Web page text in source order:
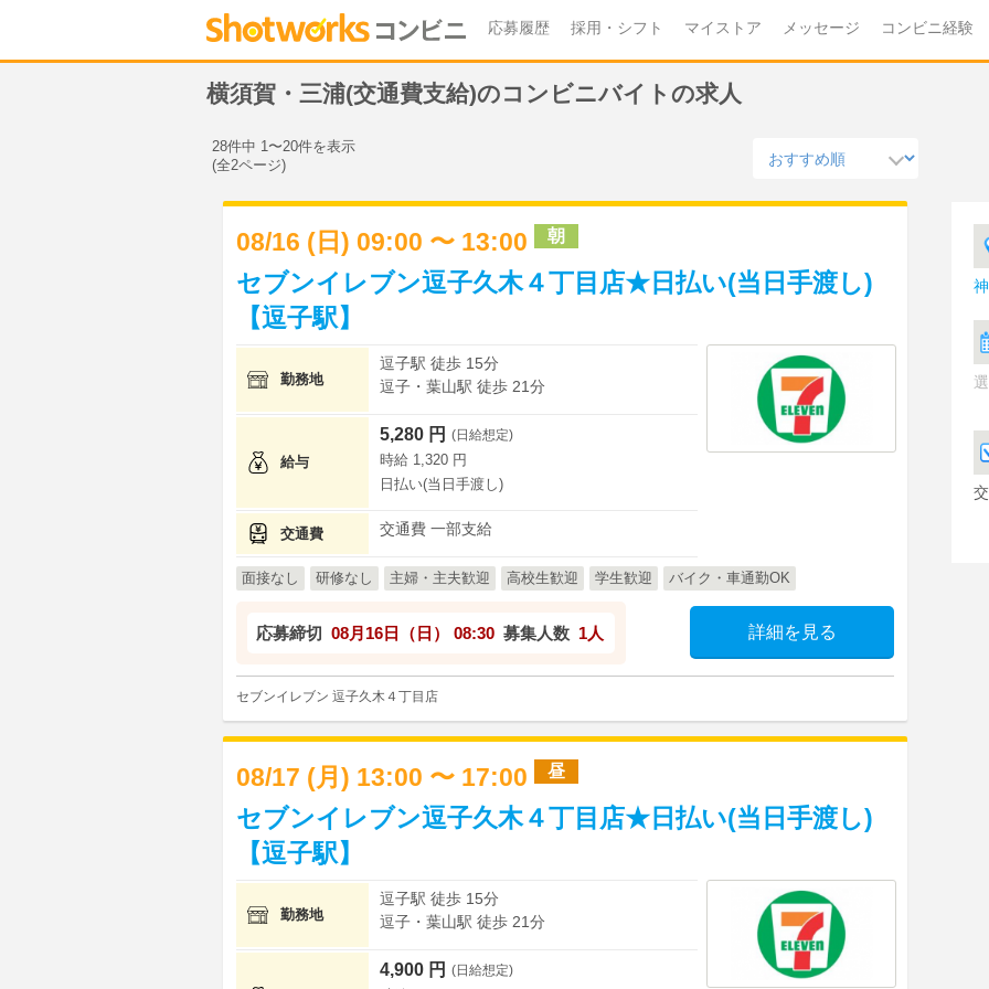
応募履歴 採用・シフト マイストア メッセージ コンビニ経験
横須賀・三浦(交通費支給)のコンビニバイトの求人
28件中 1〜20件を表示
(全2ページ)
08/16 (日) 09:00 〜 13:00 朝
セブンイレブン逗子久木４丁目店★日払い(当日手渡し)
【逗子駅】
勤務地
逗子駅 徒歩 15分
逗子・葉山駅 徒歩 21分
給与
5,280 円 (日給想定)
時給 1,320 円
日払い(当日手渡し)
交通費 交通費 一部支給
面接なし 研修なし 主婦・主夫歓迎 高校生歓迎 学生歓迎 バイク・車通勤OK
応募締切 08月16日（日） 08:30 募集人数 1人 詳細を見る
セブンイレブン 逗子久木４丁目店
08/17 (月) 13:00 〜 17:00 昼
セブンイレブン逗子久木４丁目店★日払い(当日手渡し)
【逗子駅】
勤務地
逗子駅 徒歩 15分
逗子・葉山駅 徒歩 21分
4,900 円 (日給想定)